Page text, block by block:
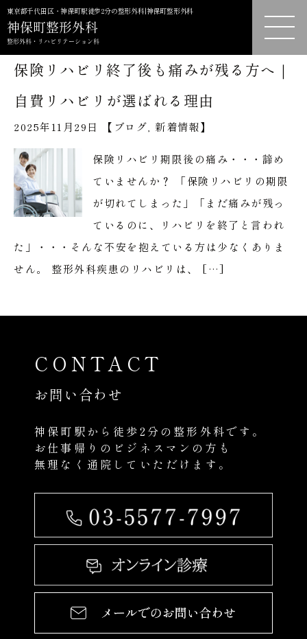
東京都千代田区・神保町駅徒歩2分の整形外科|神保町整形外科
保険リハビリ終了後も痛みが残る方へ｜
自費リハビリが選ばれる理由
2025年11月29日 【 ブログ 新着情報】
保険リハビリ期限後の痛み・・・諦め
ていませんか？ 「保険リハビリの期限
が切れてしまった」「まだ痛みが残っ
ているのに、リハビリを終了と言われ
た」・・・そんな不安を抱えている方は少なくありま
せん。 整形外科疾患のリハビリは、 […]
CONTACT
お問い合わせ
神保町駅から徒歩2分の整形外科です。
お仕事帰りのビジネスマンの方も
無理なく通院していただけます。